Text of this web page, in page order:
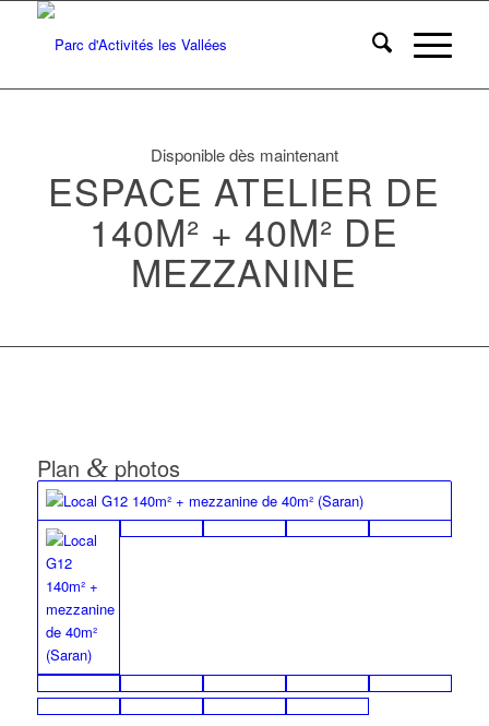
Disponible dès maintenant
ESPACE ATELIER DE
140M² + 40M² DE
MEZZANINE
Plan &photos